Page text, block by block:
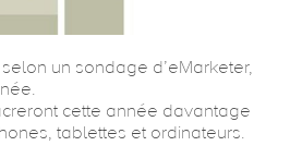
un sondage d’eMarketer,
cette année davantage
tablettes et ordinateurs.